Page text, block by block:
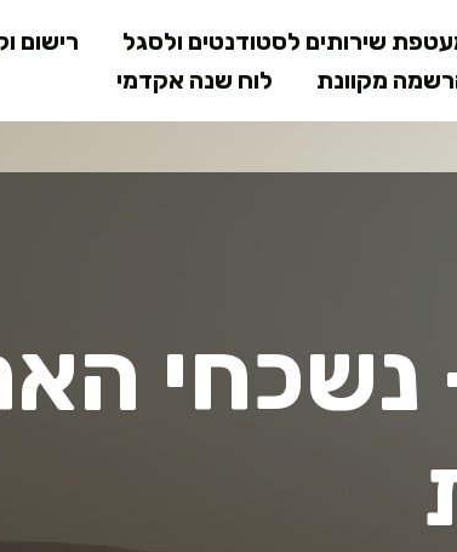
לתוכן
המרכזי
שירותים לסטודנטים ולסגל רישום
מקוונת
לוח שנה אקדמי
הארץ
נשכחי